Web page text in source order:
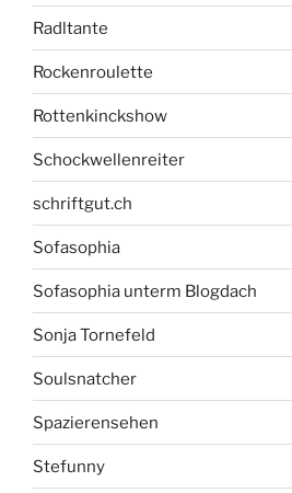
Radltante
Rockenroulette
Rottenkinckshow
Schockwellenreiter
schriftgut.ch
Sofasophia
Sofasophia unterm Blogdach
Sonja Tornefeld
Soulsnatcher
Spazierensehen
Stefunny